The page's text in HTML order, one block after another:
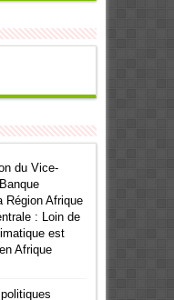
du Vice-
Région Afrique
: Loin de
est
Afrique